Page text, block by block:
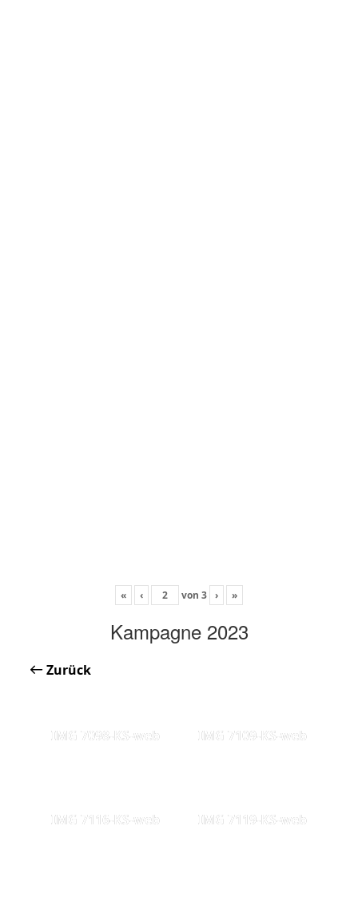
« ‹ von 3 › »
Kampagne 2023
Zurück
IMG 7098-KS-web IMG 7109-KS-web
IMG 7116-KS-web IMG 7119-KS-web